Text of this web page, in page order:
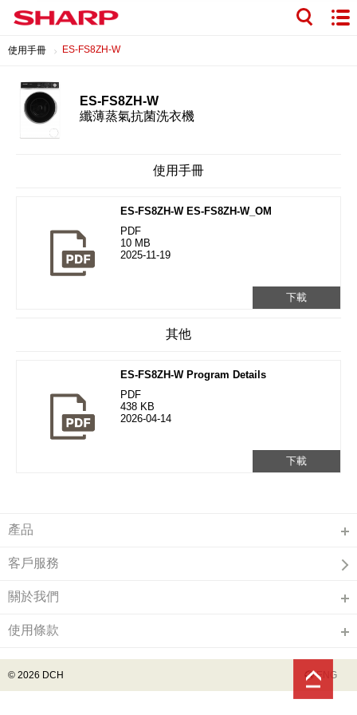
使用手冊 ES-FS8ZH-W
ES-FS8ZH-W
纖薄蒸氣抗菌洗衣機
使用手冊
ES-FS8ZH-W ES-FS8ZH-W_OM
PDF
10 MB
2025-11-19
下載
其他
ES-FS8ZH-W Program Details
PDF
438 KB
2026-04-14
下載
產品
客戶服務
關於我們
使用條款
© 2026 DCH ENG